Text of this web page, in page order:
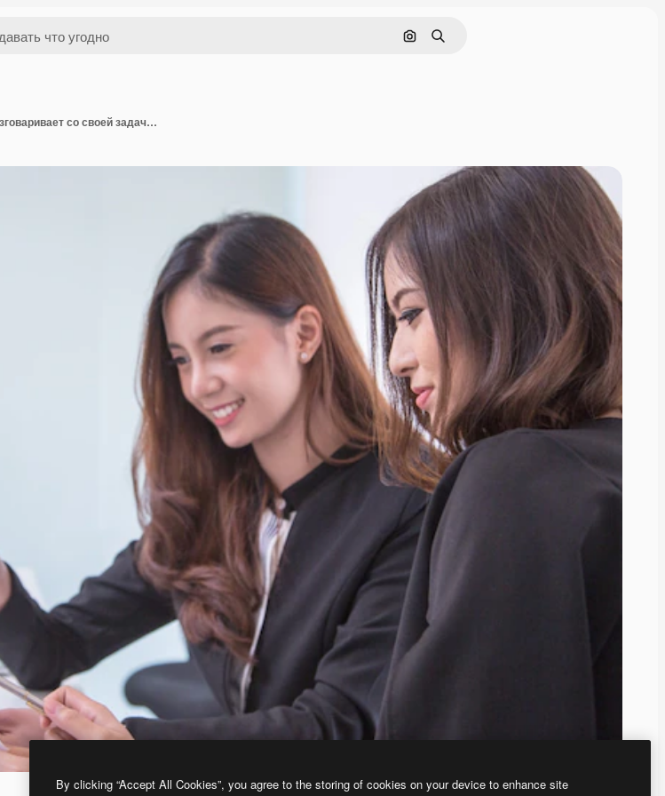
Поиск по изображению
Поиск
Азиатская деловая женщина встречается и разговаривает со своей задачей в офисном помещении.
By clicking “Accept All Cookies”, you agree to the storing of cookies on your device to enhance site